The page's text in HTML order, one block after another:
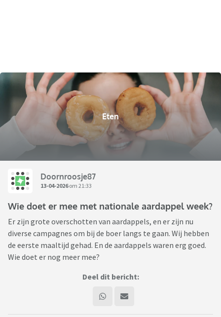
Eten
Doornroosje87
13-04-2026om 21:33
Wie doet er mee met nationale aardappel week?
Er zijn grote overschotten van aardappels, en er zijn nu
diverse campagnes om bij de boer langs te gaan. Wij hebben
de eerste maaltijd gehad. En de aardappels waren erg goed.
Wie doet er nog meer mee?
Deel dit bericht: